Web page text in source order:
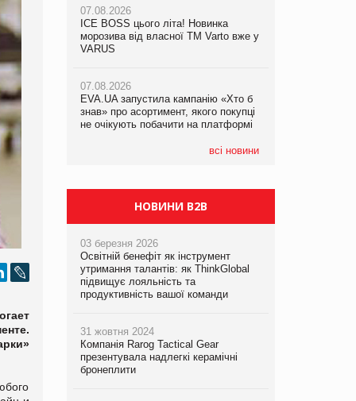
07.08.2026
ICE BOSS цього літа! Новинка
морозива від власної ТМ Varto вже у
VARUS
07.08.2026
EVA.UA запустила кампанію «Хто б
знав» про асортимент, якого покупці
не очікують побачити на платформі
всі новини
06.08.2026
Смачна новинка для хвостатих: у
VARUS з’явилися паучі Varto Paw
05.08.2026
Мережа супермаркетів VARUS купує
мережу магазинів формату
компанія налічуватиме 374 магазини
07.08.2026
Франція заборонила рекламні дзвінки
НОВИНИ B2B
03 березня 2026
Освітній бенефіт як інструмент
утримання талантів: як ThinkGlobal
підвищує лояльність та
продуктивність вашої команди
31 жовтня 2024
Компанія Rarog Tactical Gear
презентувала надлегкі керамічні
бронеплити